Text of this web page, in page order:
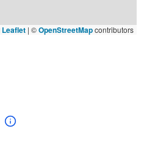
Leaflet | ©OpenStreetMapcontributors